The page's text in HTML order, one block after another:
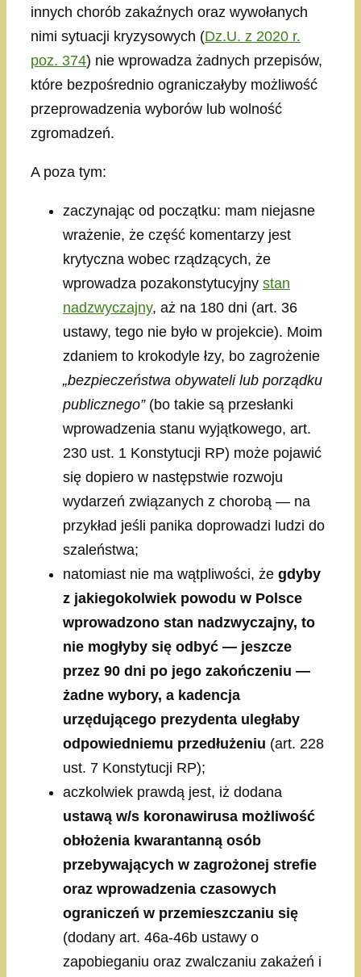
innych chorób zakaźnych oraz wywołanych
nimi sytuacji kryzysowych (Dz.U. z 2020 r.
poz. 374) nie wprowadza żadnych przepisów,
które bezpośrednio ograniczałyby możliwość
przeprowadzenia wyborów lub wolność
zgromadzeń.
A poza tym:
zaczynając od początku: mam niejasne
wrażenie, że część komentarzy jest
krytyczna wobec rządzących, że
wprowadza pozakonstytucyjny stan
nadzwyczajny, aż na 180 dni (art. 36
ustawy, tego nie było w projekcie). Moim
zdaniem to krokodyle łzy, bo zagrożenie
„bezpieczeństwa obywateli lub porządku
publicznego”(bo takie są przesłanki
wprowadzenia stanu wyjątkowego, art.
230 ust. 1 Konstytucji RP) może pojawić
się dopiero w następstwie rozwoju
wydarzeń związanych z chorobą — na
przykład jeśli panika doprowadzi ludzi do
szaleństwa;
natomiast nie ma wątpliwości, że gdyby
z jakiegokolwiek powodu w Polsce
wprowadzono stan nadzwyczajny, to
nie mogłyby się odbyć — jeszcze
przez 90 dni po jego zakończeniu —
żadne wybory, a kadencja
urzędującego prezydenta uległaby
odpowiedniemu przedłużeniu (art. 228
ust. 7 Konstytucji RP);
aczkolwiek prawdą jest, iż dodana
ustawą w/s koronawirusa możliwość
obłożenia kwarantanną osób
przebywających w zagrożonej strefie
oraz wprowadzenia czasowych
ograniczeń w przemieszczaniu się
(dodany art. 46a-46b ustawy o
zapobieganiu oraz zwalczaniu zakażeń i